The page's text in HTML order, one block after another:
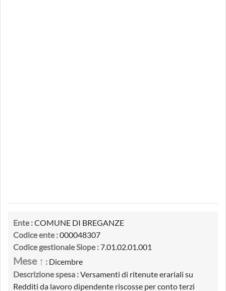
Ente :COMUNE DI BREGANZE
Codice ente :000048307
Codice gestionale Siope :7.01.02.01.001
Mese ↑ : Dicembre
Descrizione spesa :Versamenti di ritenute erariali su
Redditi da lavoro dipendente riscosse per conto terzi